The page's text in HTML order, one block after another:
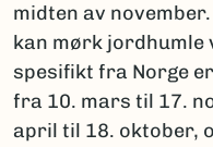
midten av
kan mørk
spesifikt fra Norge
fra 10. mars til 17.
april til 18. oktober,